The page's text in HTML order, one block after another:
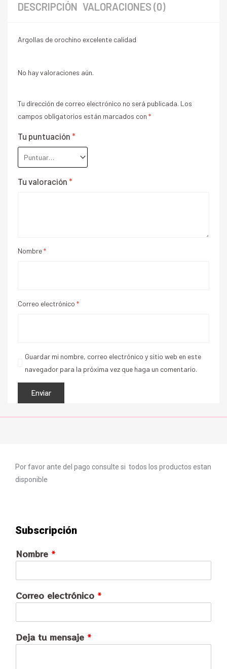
DESCRIPCIÓN VALORACIONES (0)
Argollas de orochino excelente calidad
No hay valoraciones aún.
Tu dirección de correo electrónico no será publicada. Los
campos obligatorios están marcados con *
Tu puntuación *
Tu valoración *
Nombre*
Correo electrónico *
Guardar mi nombre, correo electrónico y sitio web en este
navegador para la próxima vez que haga un comentario.
Por favor ante del pago consulte si todos los productos estan
disponible
Subscripción
Nombre *
Correo electrónico *
Deja tu mensaje *